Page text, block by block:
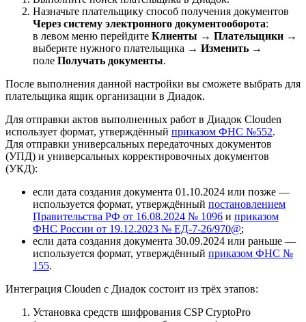
Назначьте плательщику способ получения документов
Через систему электронного документооборота:
в левом меню перейдите Клиенты → Плательщики →
выберите нужного плательщика → Изменить →
поле Получать документы.
После выполнения данной настройки вы сможете выбрать для
плательщика ящик организации в Диадок.
Для отправки актов выполненных работ в Диадок Clouden
использует формат, утверждённый приказом ФНС №552.
Для отправки универсальных передаточных документов
(УПД) и универсальных корректировочных документов
(УКД):
если дата создания документа 01.10.2024 или позже —
используется формат, утверждённый постановлением
Правительства РФ от 16.08.2024 № 1096 и приказом
ФНС России от 19.12.2023 № ЕД-7-26/970@;
если дата создания документа 30.09.2024 или раньше —
используется формат, утверждённый приказом ФНС №
155.
Интеграция Clouden с Диадок состоит из трёх этапов:
Установка средств шифрования CSP CryptoPro